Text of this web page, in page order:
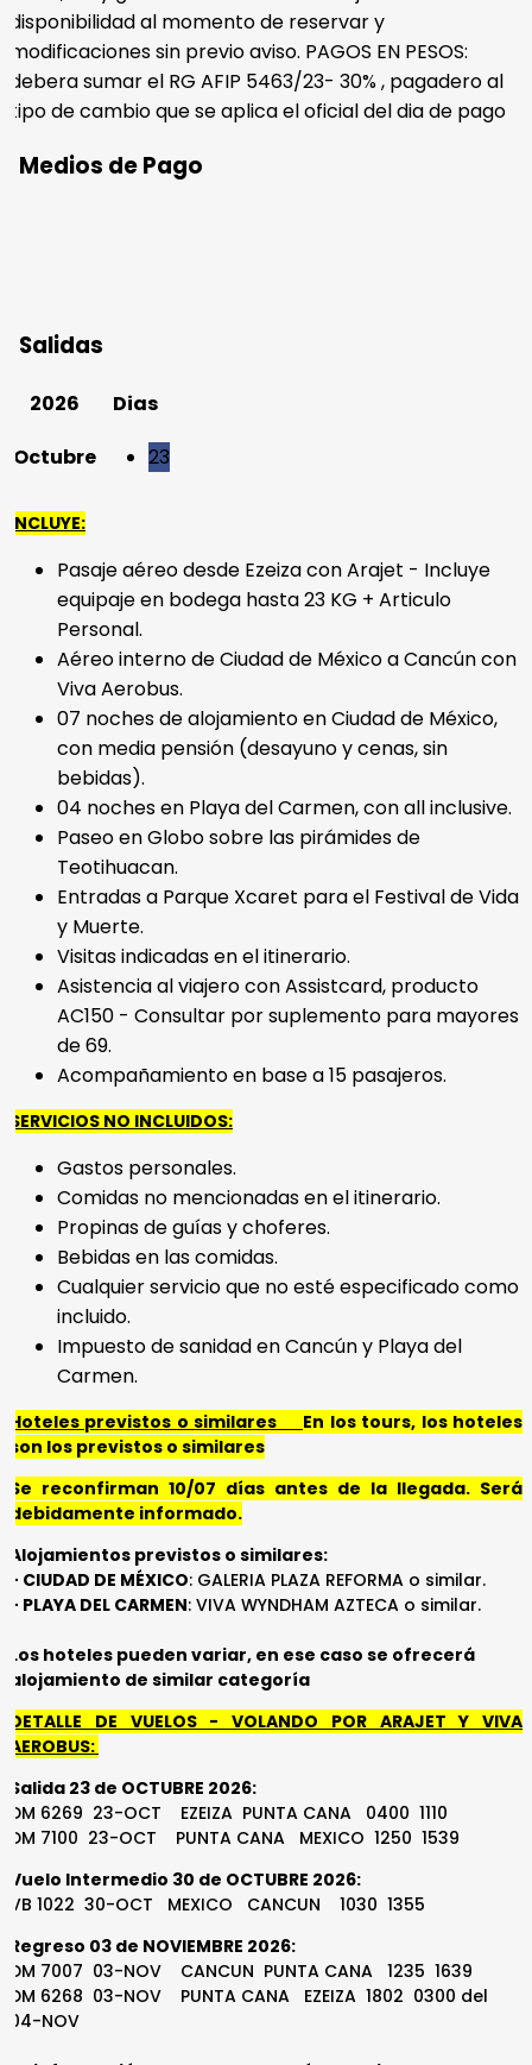
al momento de reservar y
sin previo aviso. PAGOS EN PESOS:
sumar el RG AFIP 5463/23- 30% , pagadero al
de cambio que se aplica el oficial del dia de pago
de Pago
2026
Dias
23
Pasaje aéreo desde Ezeiza con Arajet - Incluye
equipaje en bodega hasta 23 KG + Articulo
Personal.
Aéreo interno de Ciudad de México a Cancún con
Viva Aerobus.
07 noches de alojamiento en Ciudad de México,
con media pensión (desayuno y cenas, sin
bebidas).
04 noches en Playa del Carmen, con all inclusive.
Paseo en Globo sobre las pirámides de
Teotihuacan.
Entradas a Parque Xcaret para el Festival de Vida
y Muerte.
Visitas indicadas en el itinerario.
Asistencia al viajero con Assistcard, producto
AC150 - Consultar por suplemento para mayores
de 69.
Acompañamiento en base a 15 pasajeros.
NO INCLUIDOS:
Gastos personales.
Comidas no mencionadas en el itinerario.
Propinas de guías y choferes.
Bebidas en las comidas.
Cualquier servicio que no esté especificado como
incluido.
Impuesto de sanidad en Cancún y Playa del
Carmen.
previstos o similares
En los tours, los hoteles
los previstos o similares
reconfirman 10/07 días antes de la llegada. Será
informado.
previstos o similares:
CIUDAD DE MÉXICO: GALERIA PLAZA REFORMA o similar.
PLAYA DEL CARMEN: VIVA WYNDHAM AZTECA o similar.
hoteles pueden variar, en ese caso se ofrecerá
de similar categoría
DE VUELOS - VOLANDO POR ARAJET Y VIVA
23 de OCTUBRE 2026:
6269 23-OCT EZEIZA PUNTA CANA 0400 1110
7100 23-OCT PUNTA CANA MEXICO 1250 1539
Intermedio 30 de OCTUBRE 2026:
1022 30-OCT MEXICO CANCUN 1030 1355
03 de NOVIEMBRE 2026:
7007 03-NOV CANCUN PUNTA CANA 1235 1639
6268 03-NOV PUNTA CANA EZEIZA 1802 0300 del
NOV